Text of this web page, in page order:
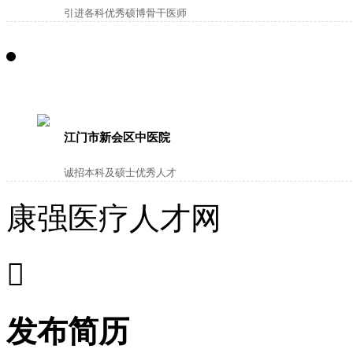
引进各科优秀硕博骨干医师
江门市新会区中医院
诚招本科及硕士优秀人才
康强医疗人才网

发布简历